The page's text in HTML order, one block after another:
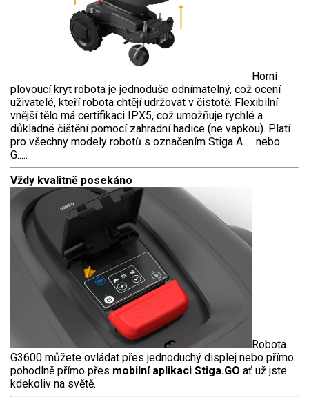
Horní
plovoucí kryt robota je jednoduše odnímatelný, což ocení
uživatelé, kteří robota chtějí udržovat v čistotě. Flexibilní
vnější tělo má certifikaci IPX5, což umožňuje rychlé a
důkladné čištění pomocí zahradní hadice (ne vapkou). Platí
pro všechny modely robotů s označením Stiga A..... nebo
G.....
Vždy kvalitně posekáno
Robota
G3600 můžete ovládat přes jednoduchý displej nebo přímo
pohodlně přímo přes mobilní aplikaci Stiga.GO ať už jste
kdekoliv na světě.